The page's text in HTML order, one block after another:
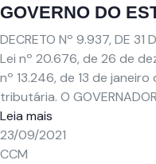
GOVERNO DO
DECRETO Nº 9.937, DE 31
Lei nº 20.676, de 26 de
nº 13.246, de 13 de
tributária. O
Leia mais
23/09/2021
CCM